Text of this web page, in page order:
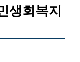
생회복지